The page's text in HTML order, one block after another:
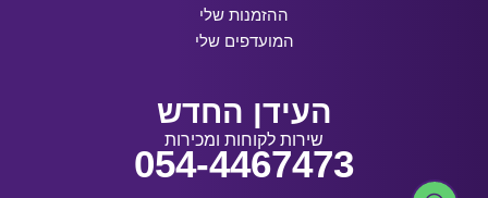
ההזמנות שלי
המועדפים שלי
העידן החדש
שירות לקוחות ומכירות
054-4467473